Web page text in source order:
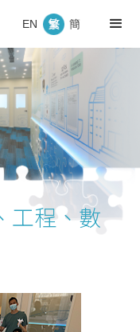
EN 簡
工程、數